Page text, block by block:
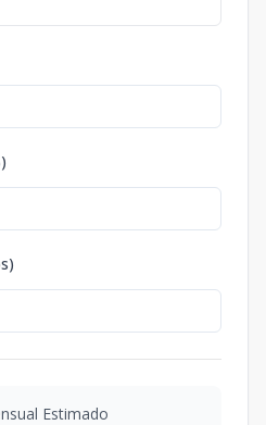
Estimado